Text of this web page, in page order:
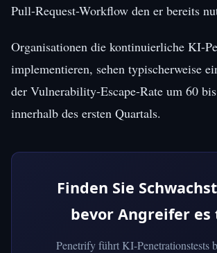
Pull-Request-Workflow den er bereits
Organisationen die kontinuierliche KI-
implementieren, sehen typischerweise
der Vulnerability-Escape-Rate um 60
innerhalb des ersten Quartals.
Finden Sie
bevor Angreifer es
Penetrify führt KI-Penetrationstests